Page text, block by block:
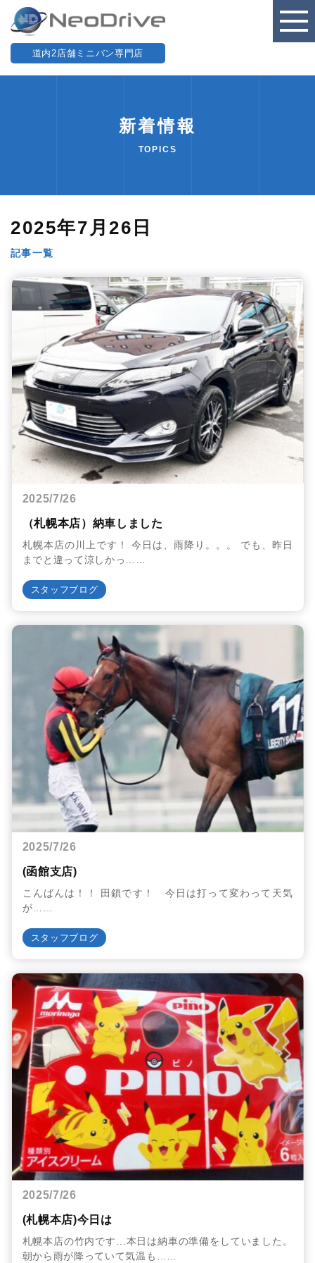
道内2店舗ミニバン専門店
新着情報
TOPICS
2025年7月26日
記事一覧
2025/7/26
（札幌本店）納車しました
札幌本店の川上です！ 今日は、雨降り。。。 でも、昨日
までと違って涼しかっ……
スタッフブログ
2025/7/26
(函館支店)
こんばんは！！ 田鎖です！ 今日は打って変わって天気
が……
スタッフブログ
2025/7/26
(札幌本店)今日は
札幌本店の竹内です…本日は納車の準備をしていました。
朝から雨が降っていて気温も……